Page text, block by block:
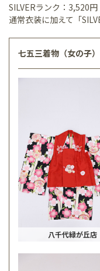
SILVERランク：3,520円
通常衣装に加えて「
七五三着物（女の子
八千代緑が丘店